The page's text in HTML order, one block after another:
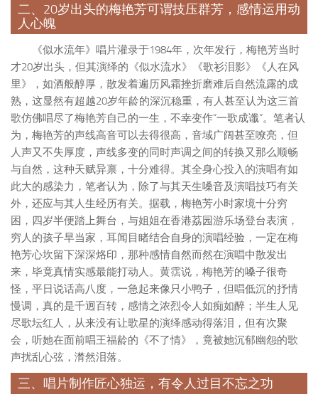
二、20岁出头的梅艳芳可谓技压群芳，感情运用动
人心魄
《似水流年》唱片灌录于1984年，次年发行，梅艳芳当时
才20岁出头，但其演绎的《似水流水》《歌衫泪影》《人在风
里》，如酒般醇厚，散发着遍历风霜挫折磨难后自然流露的成
熟，这显然有超越20岁年龄的深沉稳重，有人甚至认为这三首
歌仿佛唱尽了梅艳芳自己的一生，不幸变作“一歌成谶”。笔者认
为，梅艳芳的声线高音可以去得很高，音域广阔甚至嘹亮，但
人声又不失厚度，声线多变的同时声调之间的转换又那么顺畅
与自然，这种天赋异禀，十分难得。其全身心投入的演唱有如
此大的感染力，笔者认为，除了与其天生嗓音及演唱技巧有关
外，还应与其人生经历有关。据载，梅艳芳小时家境十分穷
困，四岁半便踏上舞台，与姐姐在香港荔园游乐场登台表演，
穷人的孩子早当家，耳闻目睹结合自身的演唱经验，一定在梅
艳芳心坎留下深深烙印，那种感情自然而然在演唱中散发出
来，毕竟真情实感最能打动人。黄霑说，梅艳芳的嗓子很奇
怪，平日说话高八度，一急起来像只小鸭子，但唱低沉的抒情
慢调，真的是千迥百转，感情之浓烈令人如痴如醉；半生人见
尽歌坛红人，从来没有让歌星的演绎感动得落泪，但有次聚
会，听她在面前唱王福龄的《不了情》，竟被她沉郁幽怨的歌
声扰乱心弦，潸然泪落。
三、唱片制作匠心独运，有令人过目不忘之功